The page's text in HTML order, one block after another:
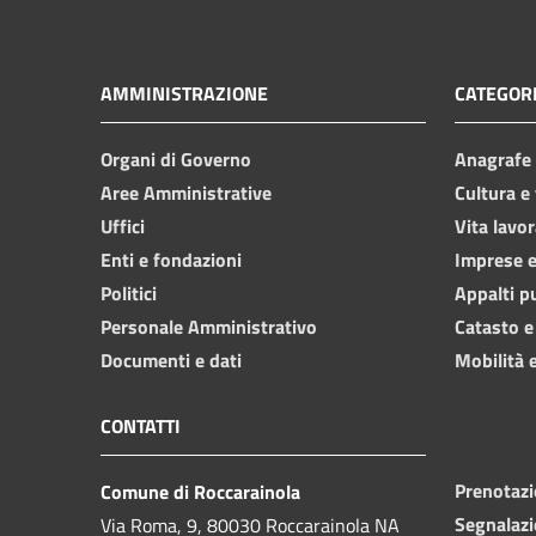
AMMINISTRAZIONE
Organi di Governo
Aree Amministrative
Uffici
Enti e fondazioni
Politici
Personale Amministrativo
Documenti e dati
Cultura
Vita
Imprese
Appalti
Catasto
Mobilità
CONTATTI
Comune di Roccarainola
Via Roma, 9, 80030 Roccarainola NA